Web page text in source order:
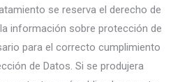
se reserva el derecho de
información sobre protección de
para el correcto cumplimiento
de Datos. Si se produjera